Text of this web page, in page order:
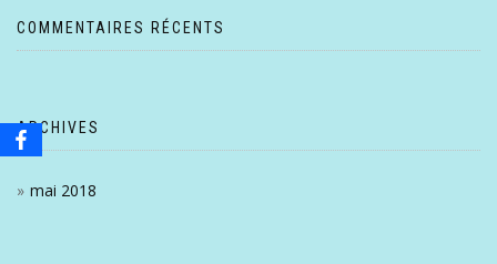
COMMENTAIRES RÉCENTS
ARCHIVES
mai 2018